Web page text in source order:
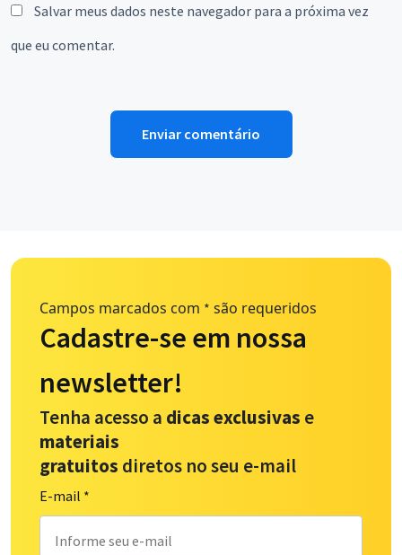
Salvar meus dados neste navegador para a próxima vez
que eu comentar.
Campos marcados com * são requeridos
Cadastre-se em nossa
newsletter!
Tenha acesso a dicas exclusivas e
materiais
gratuitos diretos no seu e-mail
E-mail *